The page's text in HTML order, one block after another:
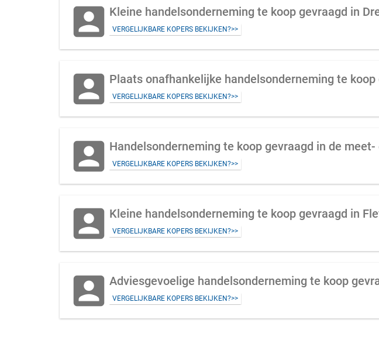
account_box Kleine handelsonderneming te koop gevraagd in
VERGELIJKBARE KOPERS BEKIJKEN?>>
account_box VERGELIJKBARE KOPERS BEKIJKEN?>>
account_box Handelsonderneming te koop gevraagd in de
VERGELIJKBARE KOPERS BEKIJKEN?>>
account_box Kleine handelsonderneming te koop gevraagd in
VERGELIJKBARE KOPERS BEKIJKEN?>>
account_box Adviesgevoelige handelsonderneming te koop
VERGELIJKBARE KOPERS BEKIJKEN?>>